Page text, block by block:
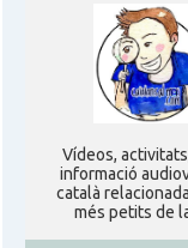
Ví­deos,
informació
català
més petits de